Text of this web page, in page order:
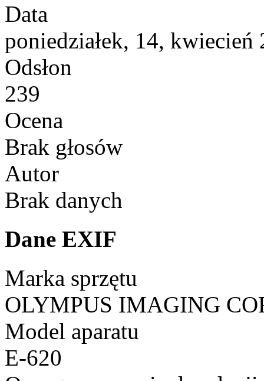
Data
poniedziałek, 14, kwiecień
Odsłon
239
Ocena
Brak głosów
Autor
Brak danych
Dane EXIF
Marka sprzętu
OLYMPUS IMAGING
Model aparatu
E-620